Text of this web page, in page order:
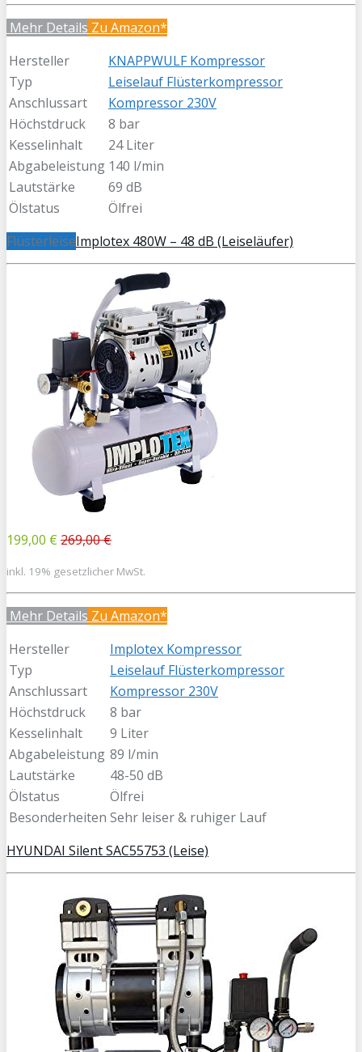
Mehr Details Zu Amazon*
Hersteller
KNAPPWULF Kompressor
Typ
Leiselauf Flüsterkompressor
Anschlussart
Kompressor 230V
Höchstdruck
8 bar
Kesselinhalt
24 Liter
Abgabeleistung 140 l/min
Lautstärke
69 dB
Ölstatus
Ölfrei
FlüsterleiseImplotex 480W – 48 dB (Leiseläufer)
199,00 € 269,00 €
inkl. 19% gesetzlicher MwSt.
Mehr Details Zu Amazon*
Hersteller
Implotex Kompressor
Typ
Leiselauf Flüsterkompressor
Anschlussart
Kompressor 230V
Höchstdruck
8 bar
Kesselinhalt
9 Liter
Abgabeleistung 89 l/min
Lautstärke
48-50 dB
Ölstatus
Ölfrei
Besonderheiten Sehr leiser & ruhiger Lauf
HYUNDAI Silent SAC55753 (Leise)